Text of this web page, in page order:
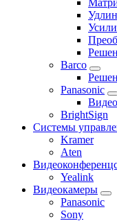
Barco
Panasonic
BrightSign
Системы
Kramer
Aten
Yealink
Видеокамеры
Panasonic
Sony